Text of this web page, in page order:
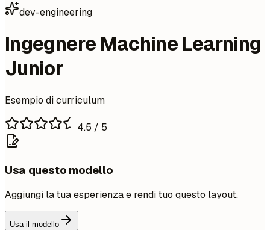
dev-engineering
Ingegnere Machine Learning
Junior
Esempio di curriculum
4.5 / 5
Usa questo modello
Aggiungi la tua esperienza e rendi tuo questo layout.
Usa il modello